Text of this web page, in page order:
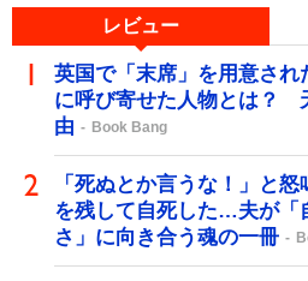
レビュー
英国で「末席」を用意され
に呼び寄せた人物とは？
由
Book Bang
「死ぬとか言うな！」と
を残して自死した…夫が「
さ」に向き合う魂の一冊